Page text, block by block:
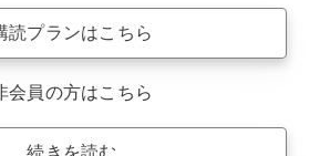
読プランはこちら
会員の方はこちら